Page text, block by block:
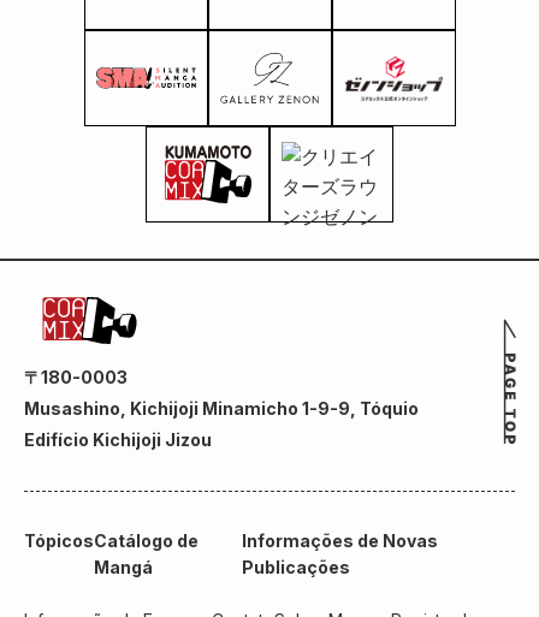
〒180-0003
Musashino, Kichijoji Minamicho 1-9-9, Tóquio
Edifício Kichijoji Jizou
TópicosCatálogo de
Mangá
Informações de Novas
Publicações